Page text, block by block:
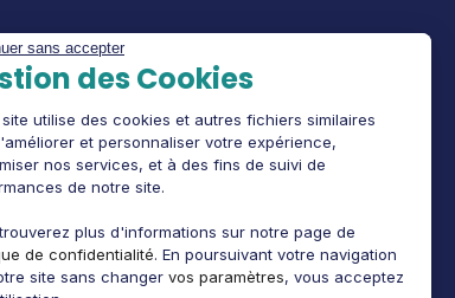
sans accepter
des Cookies
utilise des cookies et autres fichiers similaires
et personnaliser votre expérience,
nos services, et à des fins de suivi de
de notre site.
plus d'informations sur notre page de
de confidentialité. En poursuivant votre navigation
site sans changer vos paramètres, vous acceptez
Informations légales
CGV
Mentions légales